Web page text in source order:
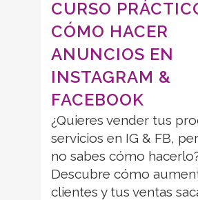
CURSO
CÓMO HACER
ANUNCIOS EN
INSTAGRAM &
FACEBOOK
¿Quieres vender tus
servicios en IG & FB,
no sabes cómo
Descubre cómo
clientes y tus ventas